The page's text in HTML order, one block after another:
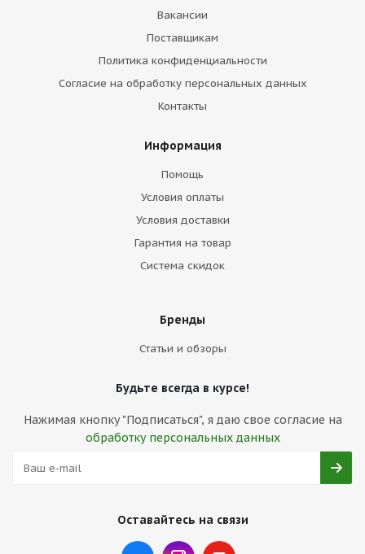
Вакансии
Поставщикам
Политика конфиденциальности
Согласие на обработку персональных данных
Контакты
Информация
Помощь
Условия оплаты
Условия доставки
Гарантия на товар
Система скидок
Бренды
Статьи и обзоры
Будьте всегда в курсе!
Нажимая кнопку "Подписаться", я даю свое согласие на
обработку персональных данных
Оставайтесь на связи